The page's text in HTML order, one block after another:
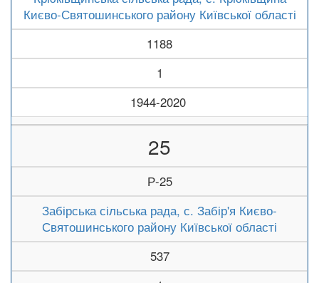
Києво-Святошинського району Київської області
1188
1
1944-2020
25
Р-25
Забірська сільська рада, с. Забір'я Києво-
Святошинського району Київської області
537